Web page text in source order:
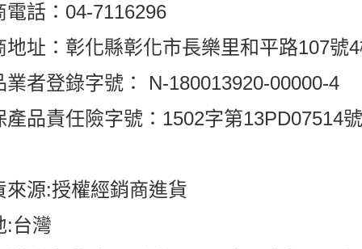
電話：04-7116296
地址：彰化縣彰化市長樂里和平路107號
業者登錄字號： N-180013920-00000-4
產品責任險字號：1502字第13PD07514
來源:授權經銷商進貨
:台灣